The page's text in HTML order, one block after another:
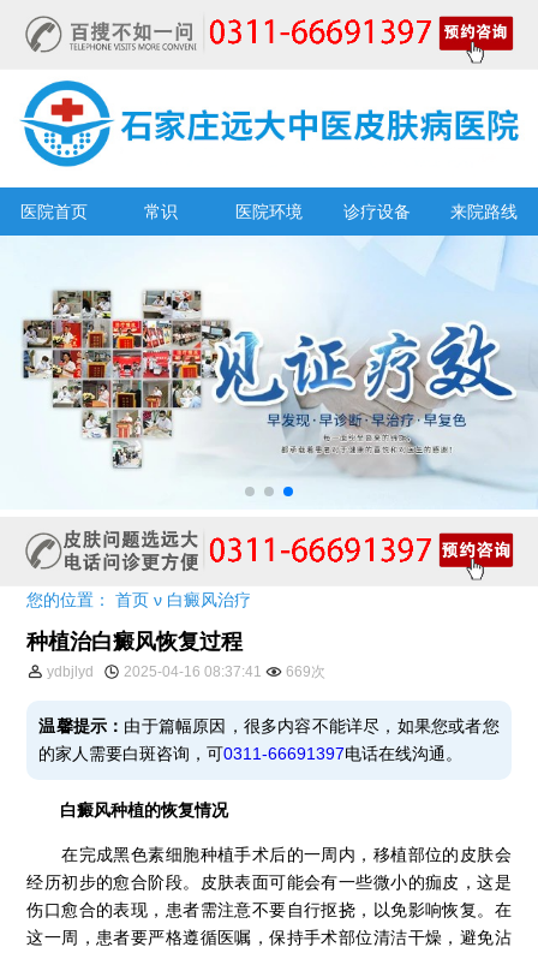
医院首页 常识 医院环境 诊疗设备 来院路线
您的位置：首页 ν 白癜风治疗
种植治白癜风恢复过程
ydbjlyd 2025-04-16 08:37:41 669次
温馨提示： 由于篇幅原因，很多内容不能详尽，如果您或者您
的家人需要白斑咨询，可0311-66691397电话在线沟通。
白癜风种植的恢复情况
在完成黑色素细胞种植手术后的一周内，移植部位的皮肤会
经历初步的愈合阶段。皮肤表面可能会有一些微小的痂皮，这是
伤口愈合的表现，患者需注意不要自行抠挠，以免影响恢复。在
这一周，患者要严格遵循医嘱，保持手术部位清洁干燥，避免沾